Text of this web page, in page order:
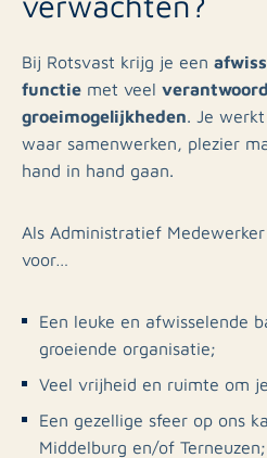
Bij Rotsvast krijg je een
functie met veel
groeimogelijkheden. Je
waar samenwerken, plezier
hand in hand gaan.
Als Administratief
voor…
Een leuke en afwisselende
groeiende organisatie;
Veel vrijheid en ruimte om
Een gezellige sfeer op ons
Middelburg en/of Terneuzen;